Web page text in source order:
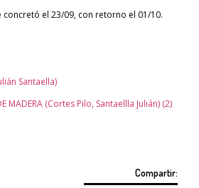
concretó el 23/09, con retorno el 01/10.
Santaella)
MADERA (Cortes Pilo, Santaellla Julián) (2)
Compartir: